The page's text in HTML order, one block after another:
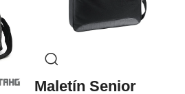
Maletín Senior